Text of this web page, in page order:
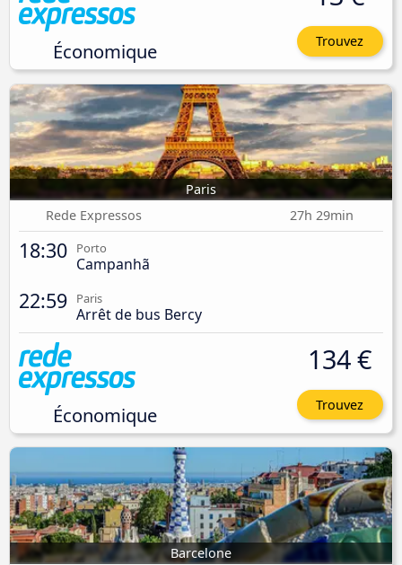
Économique Trouvez
Paris
Rede Expressos
27h 29min
18:30 Porto
Campanhã
22:59 Paris
Arrêt de bus Bercy
Économique
134 €
Trouvez
Barcelone